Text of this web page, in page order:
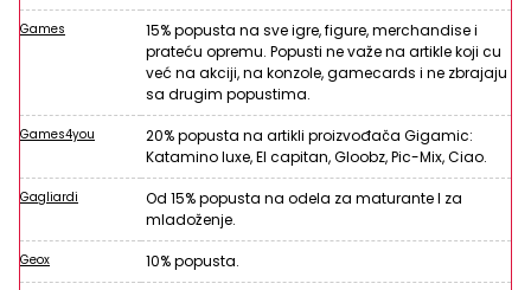
Games
15% popusta na sve igre, figure, merchandise i
prateću opremu. Popusti ne važe na artikle koji cu
već na akciji, na konzole, gamecards i ne zbrajaju
sa drugim popustima.
Games4you
20% popusta na artikli proizvođača Gigamic:
Katamino luxe, El capitan, Gloobz, Pic-Mix, Ciao.
Gagliardi
Od 15% popusta na odela za maturante I za
mladoženje.
Geox 10% popusta.